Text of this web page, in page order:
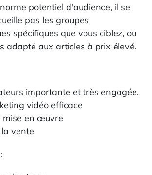
potentiel d'audience, il se
pas les groupes
spécifiques que vous ciblez, ou
adapté aux articles à prix élevé.
importante et très engagée.
vidéo efficace
mise en œuvre
vente